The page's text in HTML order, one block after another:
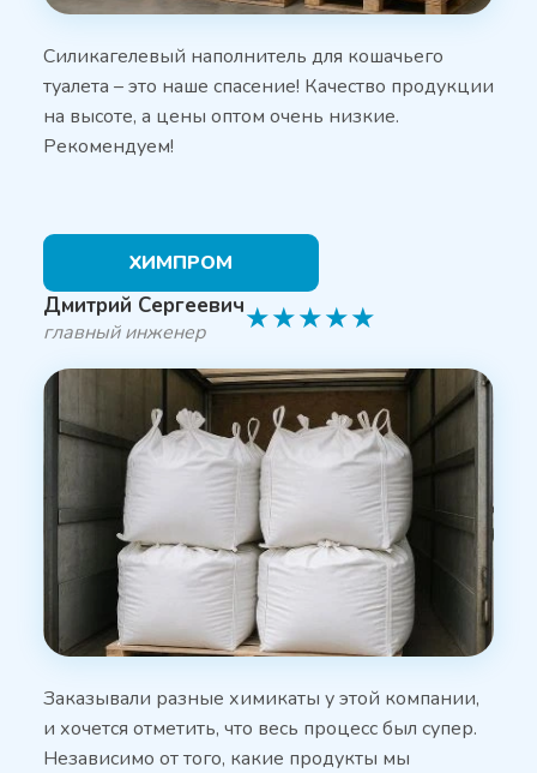
Силикагелевый наполнитель для кошачьего
туалета – это наше спасение! Качество продукции
на высоте, а цены оптом очень низкие.
Рекомендуем!
ХИМПРОМ
Дмитрий Сергеевич
главный инженер ★★★★★
Заказывали разные химикаты у этой компании,
и хочется отметить, что весь процесс был супер.
Независимо от того, какие продукты мы